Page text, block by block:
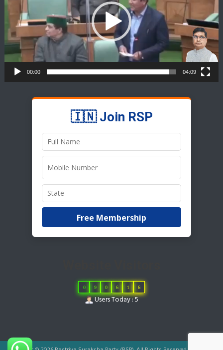
00:00 04:09
🇮🇳 Join RSP
Free Membership
0 9 0 6 1 6
Users Today : 5